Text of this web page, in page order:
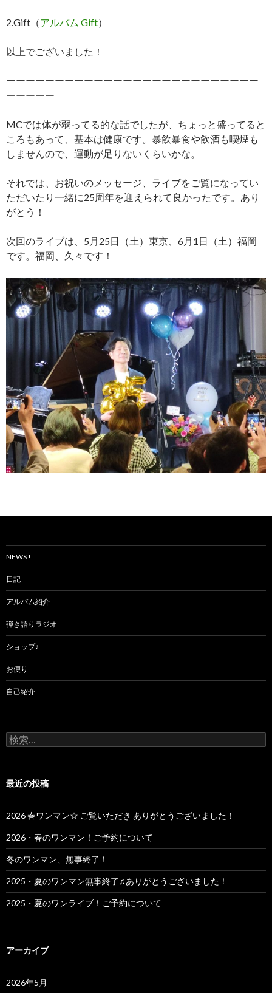
2.Gift（アルバム Gift）
以上でございました！
ーーーーーーーーーーーーーーーーーーーーーーーーーー
ーーーーー
MCでは体が弱ってる的な話でしたが、ちょっと盛ってると
ころもあって、基本は健康です。暴飲暴食や飲酒も喫煙も
しませんので、運動が足りないくらいかな。
それでは、お祝いのメッセージ、ライブをご覧になってい
ただいたり一緒に25周年を迎えられて良かったです。あり
がとう！
次回のライブは、5月25日（土）東京、6月1日（土）福岡
です。福岡、久々です！
NEWS !
日記
アルバム紹介
弾き語りラジオ
ショップ♪
お便り
自己紹介
検
索:
最近の投稿
2026 春ワンマン☆ ご覧いただき ありがとうございました！
2026・春のワンマン！ご予約について
冬のワンマン、無事終了！
2025・夏のワンマン無事終了♫ありがとうございました！
2025・夏のワンライブ！ご予約について
アーカイブ
2026年5月